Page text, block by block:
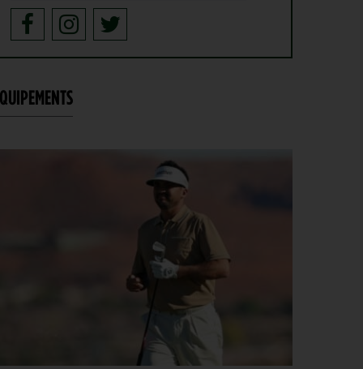
4
AOÛT
GOLF EN FRANCE > LIEU UNIQUE
L’Évian Resort Golf Club Academy célèbre 20 ans
d’excellence, d’innovation et de transmission
4
SAVOIR VIVRE > LA COMPLAINTE DU GOLFEUR
Etiquette : ne cherchez pas d’excuse, tout le monde
Solheim Cup 2026 : ces cinq joueuses qui restent à
quai malgré leur candidature
Angel Yin et Jennifer Kupcho rejoignent Nelly
Korda dans la liste des qualifiées pour la Solheim
Qui est Tommy Morrison, la nouvelle pépite qui
s’apprête à débarquer sur le PGA Tour ?
WYNDHAM CHAMPIONSHIP > FEDEXCUP
FedExCup : Bradley, Day, Koepka, Finau… Pavon
et Saddier jouent gros au Wyndham Championship